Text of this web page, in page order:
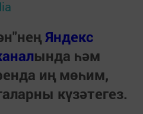
Яндекс
ында һәм
иң мөһим,
күзәтегез.